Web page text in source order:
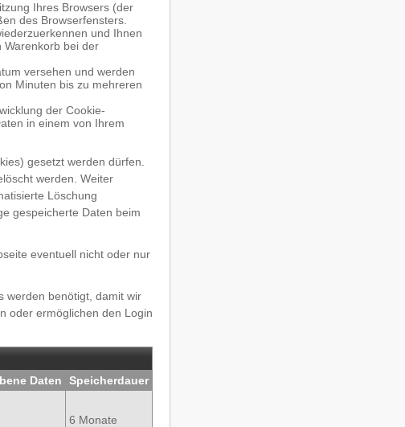
Ihres Browsers (der
des Browserfensters.
und Ihnen
Warenkorb bei der
versehen und werden
Minuten bis zu mehreren
der Cookie-
in einem von Ihrem
gesetzt werden dürfen.
werden. Weiter
Löschung
gespeicherte Daten beim
eventuell nicht oder nur
werden benötigt, damit wir
oder ermöglichen den Login
Daten Speicherdauer
6 Monate